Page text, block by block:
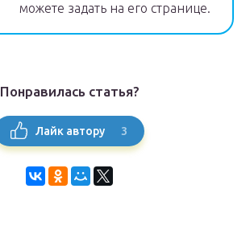
можете задать на его странице.
Понравилась статья?
Лайк автору 3